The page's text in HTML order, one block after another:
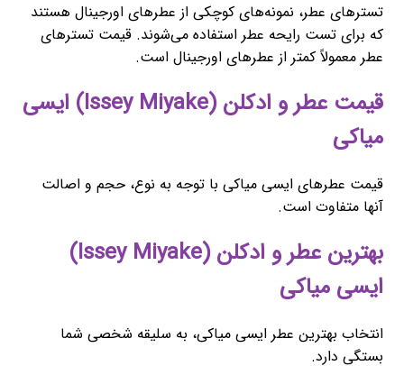
تسترهای عطر، نمونه‌های کوچکی از عطرهای اورجینال هستند
که برای تست رایحه عطر استفاده می‌شوند. قیمت تسترهای
عطر معمولاً کمتر از عطرهای اورجینال است.
قیمت عطر و ادکلن (Issey Miyake) ایسی
میاکی
قیمت عطرهای ایسی میاکی با توجه به نوع، حجم و اصالت
آنها متفاوت است.
بهترین عطر و ادکلن (Issey Miyake)
ایسی میاکی
انتخاب بهترین عطر ایسی میاکی، به سلیقه شخصی شما
بستگی دارد.